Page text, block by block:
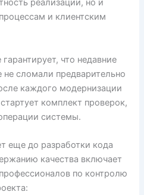
реализации, но и
и клиентским
что недавние
сломали предварительно
каждого модернизации
комплект проверок,
системы.
еще до разработки кода
качества включает
по контролю